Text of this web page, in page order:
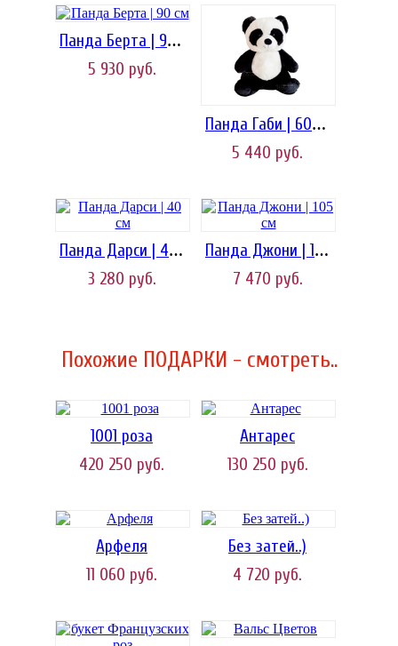
Панда Берта | 90 см
5 930 руб.
Панда Габи | 60 см
5 440 руб.
Панда Дарси | 40 см
3 280 руб.
Панда Джони | 105 см
7 470 руб.
Похожие ПОДАРКИ - смотреть..
1001 роза
420 250 руб.
Антарес
130 250 руб.
Арфеля
11 060 руб.
Без затей..)
4 720 руб.